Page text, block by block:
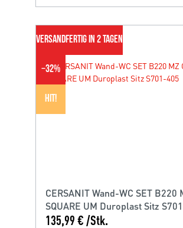
VERSANDFERTIG IN 2 TAGEN
−32%
HIT!
CERSANIT Wand-WC SET B220
SQUARE UM Duroplast Sitz
135,99 € /Stk.